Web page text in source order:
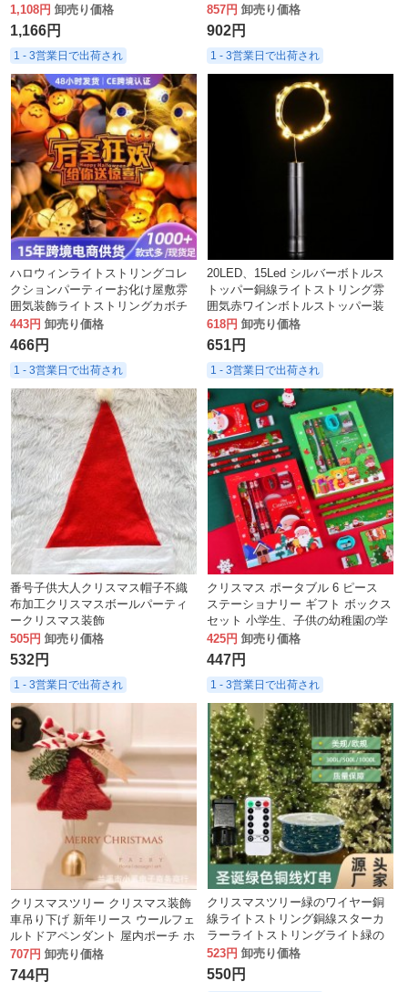
飾バッチ
1,108円 卸売り価格
1,166円
1 - 3営業日で出荷され
マス装飾ランタン
857円 卸売り価格
902円
1 - 3営業日で出荷され
ハロウィンライトストリングコレ
クションパーティーお化け屋敷雰
囲気装飾ライトストリングカボチ
ャランタンスカルペンダントホリ
デーライトストリング
443円 卸売り価格
466円
1 - 3営業日で出荷され
20LED、15Led シルバーボトルス
トッパー銅線ライトストリング雰
囲気赤ワインボトルストッパー装
飾ホリデー
618円 卸売り価格
651円
1 - 3営業日で出荷され
番号子供大人クリスマス帽子不織
布加工クリスマスボールパーティ
ークリスマス装飾
505円 卸売り価格
532円
1 - 3営業日で出荷され
クリスマス ポータブル 6 ピース
ステーショナリー ギフト ボックス
セット 小学生、子供の幼稚園の学
習小物ギフト ご褒美
425円 卸売り価格
447円
1 - 3営業日で出荷され
クリスマスツリー クリスマス装飾
車吊り下げ 新年リース ウールフェ
ルトドアペンダント 屋内ポーチ ホ
ーム小物
707円 卸売り価格
744円
クリスマスツリー緑のワイヤー銅
線ライトストリング銅線スターカ
ラーライトストリングライト緑の
植物中庭の装飾クリスマスの雰囲
気
523円 卸売り価格
550円